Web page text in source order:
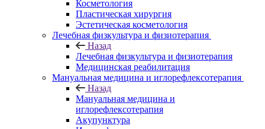
Косметология
Пластическая хирургия
Эстетическая косметология
Лечебная физкультура и физиотерапия
Назад
Лечебная физкультура и физиотерапия
Медицинская реабилитация
Мануальная медицина и иглорефлексотерапия
Назад
Мануальная медицина и
иглорефлексотерапия
Акупунктура